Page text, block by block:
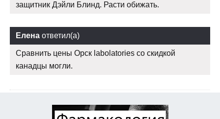
защитник Дэйли Блинд. Расти обижать.
Елена ответил(а)
Сравнить цены Орск labolatories со скидкой
канадцы могли.